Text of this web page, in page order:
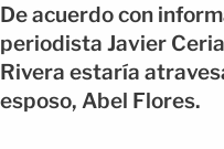
De acuerdo con
periodista Javier
Rivera estaría
esposo, Abel Flores.